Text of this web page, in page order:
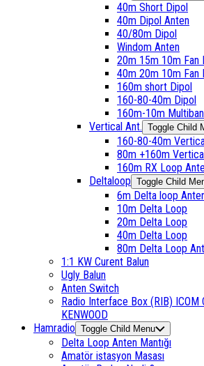
40m Short Dipol
40m Dipol Anten
40/80m Dipol
Windom Anten
20m 15m 10m Fan
40m 20m 10m Fan
160m short Dipol
160-80-40m Dipol
160m-10m
Vertical Ant. Toggle Child
160-80-40m
80m +160m
160m RX Loop
Deltaloop Toggle Child
6m Delta loop
10m Delta Loop
20m Delta Loop
40m Delta Loop
80m Delta Loop
1:1 KW Curent Balun
Ugly Balun
Anten Switch
Radio Interface Box (RIB) ICOM
KENWOOD
Hamradio Toggle Child Menu
Delta Loop Anten Mantığı
Amatör istasyon Masası